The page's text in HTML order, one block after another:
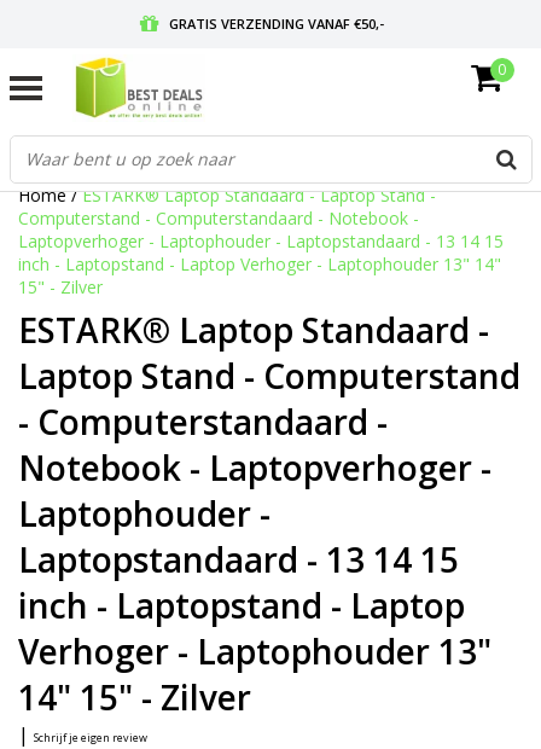
GRATIS VERZENDING VANAF €50,-
GRATIS RETOURNEREN EN 30 DAGEN BEDENKTIJD
0
Home/ESTARK® Laptop Standaard - Laptop Stand -
Computerstand - Computerstandaard - Notebook -
Laptopverhoger - Laptophouder - Laptopstandaard - 13 14 15
inch - Laptopstand - Laptop Verhoger - Laptophouder 13" 14"
15" - Zilver
ESTARK® Laptop Standaard -
Laptop Stand - Computerstand
- Computerstandaard -
Notebook - Laptopverhoger -
Laptophouder -
Laptopstandaard - 13 14 15
inch - Laptopstand - Laptop
Verhoger - Laptophouder 13"
14" 15" - Zilver
| Schrijf je eigen review